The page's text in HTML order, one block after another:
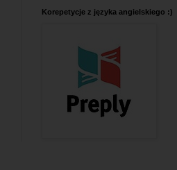
Korepetycje z języka angielskiego :)